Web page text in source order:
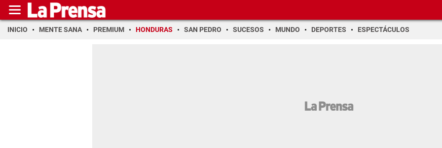
INICIO MENTE SANA PREMIUM HONDURAS SAN PEDRO SUCESOS MUNDO DEPORTES ESPECTÁCULOS